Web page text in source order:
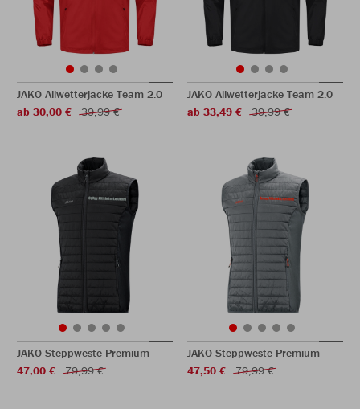
JAKO Allwetterjacke Team 2.0
ab 30,00 €
39,99 €
JAKO Allwetterjacke Team 2.0
ab 33,49 €
39,99 €
JAKO Steppweste Premium
47,00 €
79,99 €
JAKO Steppweste Premium
47,50 €
79,99 €